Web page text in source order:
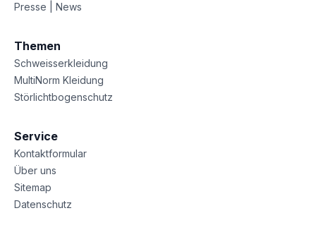
Presse | News
Themen
Schweisserkleidung
MultiNorm Kleidung
Störlichtbogenschutz
Service
Kontaktformular
Über uns
Sitemap
Datenschutz